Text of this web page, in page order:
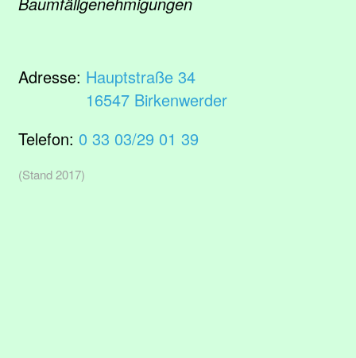
Adresse: Hauptstraße 34
16547 Birkenwerder
Telefon: 0 33 03/29 01 39
(Stand 2017)